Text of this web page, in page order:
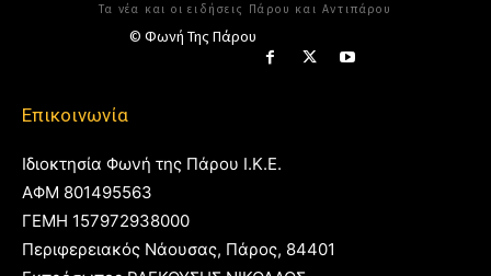
Τα νέα και οι ειδήσεις Πάρου και Αντιπάρου
© Φωνή Της Πάρου
Επικοινωνία
Ιδιοκτησία Φωνή της Πάρου Ι.Κ.Ε.
ΑΦΜ 801495563
ΓΕΜΗ 157972938000
Περιφερειακός Νάουσας, Πάρος, 84401